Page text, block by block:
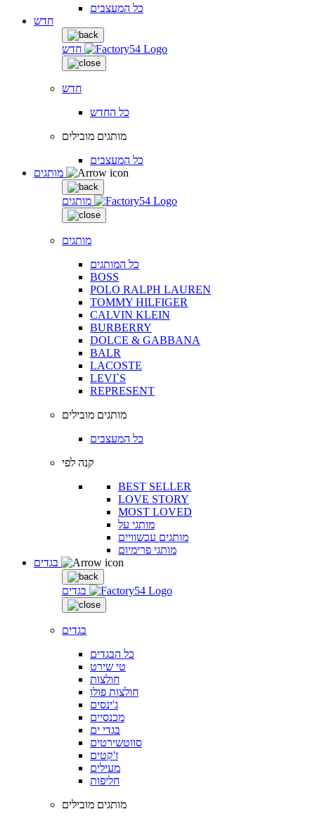
כל המעצבים
חדש
חדש
חדש
כל החדש
מותגים מובילים
כל המעצבים
מותגים
מותגים
כל המותגים
BOSS
POLO RALPH LAUREN
TOMMY HILFIGER
CALVIN KLEIN
BURBERRY
DOLCE & GABBANA
BALR
LACOSTE
LEVI`S
REPRESENT
מותגים מובילים
כל המעצבים
קנה לפי
BEST SELLER
LOVE STORY
MOST LOVED
מותגי על
מותגים עכשוויים
מותגי פרימיום
בגדים
בגדים
כל הבגדים
טי שירט
חולצות
חולצות פולו
ג'ינסים
מכנסיים
בגדי ים
סווטשירטים
ז'קטים
מעילים
חליפות
מותגים מובילים